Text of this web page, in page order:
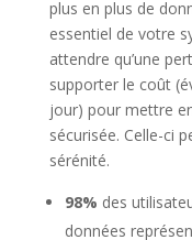
plus en plus de
essentiel de votre
attendre qu’une
supporter le coût
jour) pour mettre
sécurisée. Celle-ci
sérénité.
98% des
données